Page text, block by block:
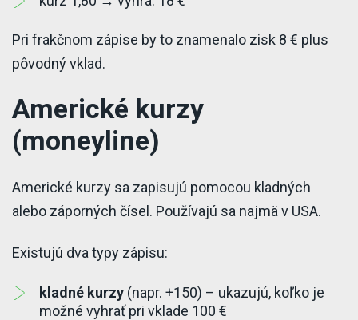
Pri frakčnom zápise by to znamenalo zisk 8 € plus
pôvodný vklad.
Americké kurzy
(moneyline)
Americké kurzy sa zapisujú pomocou kladných
alebo záporných čísel. Používajú sa najmä v USA.
Existujú dva typy zápisu:
kladné kurzy(napr. +150) – ukazujú, koľko je
možné vyhrať pri vklade 100 €